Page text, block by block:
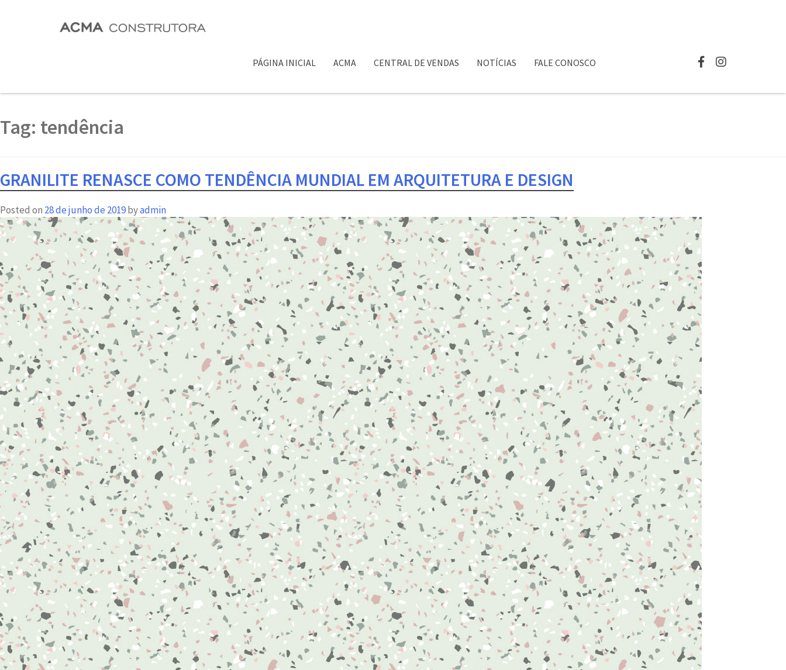
PÁGINA INICIAL ACMA CENTRAL DE VENDAS NOTÍCIAS FALE CONOSCO
Tag: tendência
GRANILITE RENASCE COMO TENDÊNCIA MUNDIAL EM ARQUITETURA E DESIGN
Posted on 28 de junho de 2019byadmin